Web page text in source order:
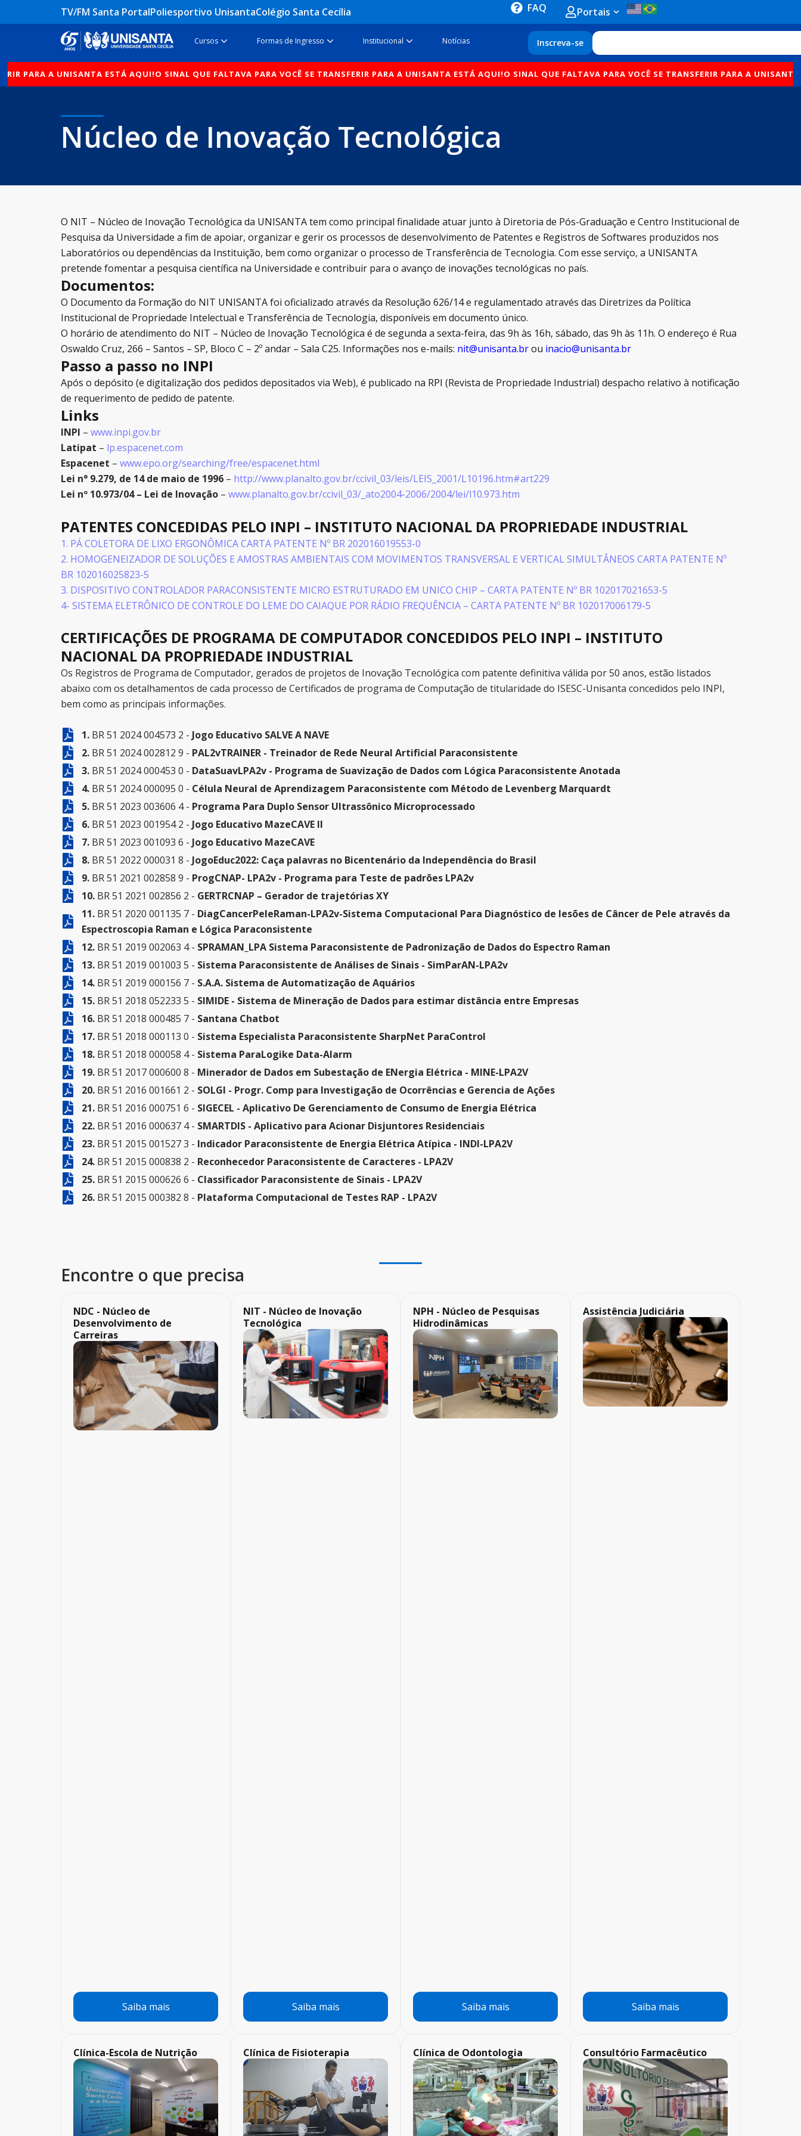
para
TV/FM Santa PortalPoliesportivo UnisantaColégio Santa Cecília FAQ Portais Open Portais
Cursos Open CursosFormas de Ingresso Open Formas de Ingresso
Institucional Open Institucional
Notícias Inscreva-se
Search
A UNISANTA ESTÁ AQUI! O SINAL QUE FALTAVA PARA VOCÊ SE TRANSFERIR PARA A UNISANTA ESTÁ AQUI! O SINAL QUE FALTAVA PARA VOCÊ SE TRANSFERIR PARA A UNISANTA ESTÁ
Núcleo de Inovação Tecnológica
O NIT – Núcleo de Inovação Tecnológica da UNISANTA tem como principal finalidade atuar junto à Diretoria de Pós-Graduação e Centro Institucional de
Pesquisa da Universidade a fim de apoiar, organizar e gerir os processos de desenvolvimento de Patentes e Registros de Softwares produzidos nos
Laboratórios ou dependências da Instituição, bem como organizar o processo de Transferência de Tecnologia. Com esse serviço, a UNISANTA
pretende fomentar a pesquisa científica na Universidade e contribuir para o avanço de inovações tecnológicas no país.
Documentos:
O Documento da Formação do NIT UNISANTA foi oficializado através da Resolução 626/14 e regulamentado através das Diretrizes da Política
Institucional de Propriedade Intelectual e Transferência de Tecnologia, disponíveis em documento único.
O horário de atendimento do NIT – Núcleo de Inovação Tecnológica é de segunda a sexta-feira, das 9h às 16h, sábado, das 9h às 11h. O endereço é Rua
Oswaldo Cruz, 266 – Santos – SP, Bloco C – 2º andar – Sala C25. Informações nos e-mails: nit@unisanta.brou inacio@unisanta.br
Passo a passo no INPI
Após o depósito (e digitalização dos pedidos depositados via Web), é publicado na RPI (Revista de Propriedade Industrial) despacho relativo à notificação
de requerimento de pedido de patente.
Links
INPI – www.inpi.gov.br
Latipat – lp.espacenet.com
Espacenet – www.epo.org/searching/free/espacenet.html
Lei n° 9.279, de 14 de maio de 1996 – http://www.planalto.gov.br/ccivil_03/leis/LEIS_2001/L10196.htm#art229
Lei nº 10.973/04 – Lei de Inovação – www.planalto.gov.br/ccivil_03/_ato2004-2006/2004/lei/l10.973.htm
PATENTES CONCEDIDAS PELO INPI – INSTITUTO NACIONAL DA PROPRIEDADE INDUSTRIAL
1. PÁ COLETORA DE LIXO ERGONÔMICA CARTA PATENTE Nº BR 202016019553-0
2. HOMOGENEIZADOR DE SOLUÇÕES E AMOSTRAS AMBIENTAIS COM MOVIMENTOS TRANSVERSAL E VERTICAL SIMULTÂNEOS CARTA PATENTE Nº
BR 102016025823-5
3. DISPOSITIVO CONTROLADOR PARACONSISTENTE MICRO ESTRUTURADO EM UNICO CHIP – CARTA PATENTE Nº BR 102017021653-5
4- SISTEMA ELETRÔNICO DE CONTROLE DO LEME DO CAIAQUE POR RÁDIO FREQUÊNCIA – CARTA PATENTE Nº BR 102017006179-5
CERTIFICAÇÕES DE PROGRAMA DE COMPUTADOR CONCEDIDOS PELO INPI – INSTITUTO
NACIONAL DA PROPRIEDADE INDUSTRIAL
Os Registros de Programa de Computador, gerados de projetos de Inovação Tecnológica com patente definitiva válida por 50 anos, estão listados
abaixo com os detalhamentos de cada processo de Certificados de programa de Computação de titularidade do ISESC-Unisanta concedidos pelo INPI,
bem como as principais informações.
1. BR 51 2024 004573 2 - Jogo Educativo SALVE A NAVE
2. BR 51 2024 002812 9 - PAL2vTRAINER - Treinador de Rede Neural Artificial Paraconsistente
3. BR 51 2024 000453 0 - DataSuavLPA2v - Programa de Suavização de Dados com Lógica Paraconsistente Anotada
4. BR 51 2024 000095 0 - Célula Neural de Aprendizagem Paraconsistente com Método de Levenberg Marquardt
5. BR 51 2023 003606 4 - Programa Para Duplo Sensor Ultrassônico Microprocessado
6. BR 51 2023 001954 2 - Jogo Educativo MazeCAVE II
7. BR 51 2023 001093 6 - Jogo Educativo MazeCAVE
8. BR 51 2022 000031 8 - JogoEduc2022: Caça palavras no Bicentenário da Independência do Brasil
9. BR 51 2021 002858 9 - ProgCNAP- LPA2v - Programa para Teste de padrões LPA2v
10. BR 51 2021 002856 2 - GERTRCNAP – Gerador de trajetórias XY
11. BR 51 2020 001135 7 - DiagCancerPeleRaman-LPA2v-Sistema Computacional Para Diagnóstico de lesões de Câncer de Pele através da
Espectroscopia Raman e Lógica Paraconsistente
12. BR 51 2019 002063 4 - SPRAMAN_LPA Sistema Paraconsistente de Padronização de Dados do Espectro Raman
13. BR 51 2019 001003 5 - Sistema Paraconsistente de Análises de Sinais - SimParAN-LPA2v
14. BR 51 2019 000156 7 - S.A.A. Sistema de Automatização de Aquários
15. BR 51 2018 052233 5 - SIMIDE - Sistema de Mineração de Dados para estimar distância entre Empresas
16. BR 51 2018 000485 7 - Santana Chatbot
17. BR 51 2018 000113 0 - Sistema Especialista Paraconsistente SharpNet ParaControl
18. BR 51 2018 000058 4 - Sistema ParaLogike Data-Alarm
19. BR 51 2017 000600 8 - Minerador de Dados em Subestação de ENergia Elétrica - MINE-LPA2V
20. BR 51 2016 001661 2 - SOLGI - Progr. Comp para Investigação de Ocorrências e Gerencia de Ações
21. BR 51 2016 000751 6 - SIGECEL - Aplicativo De Gerenciamento de Consumo de Energia Elétrica
22. BR 51 2016 000637 4 - SMARTDIS - Aplicativo para Acionar Disjuntores Residenciais
23. BR 51 2015 001527 3 - Indicador Paraconsistente de Energia Elétrica Atípica - INDI-LPA2V
24. BR 51 2015 000838 2 - Reconhecedor Paraconsistente de Caracteres - LPA2V
25. BR 51 2015 000626 6 - Classificador Paraconsistente de Sinais - LPA2V
26. BR 51 2015 000382 8 - Plataforma Computacional de Testes RAP - LPA2V
Encontre o que precisa
NDC - Núcleo de
Desenvolvimento de
Carreiras
Saiba mais
NIT - Núcleo de Inovação
Tecnológica
Saiba mais
NPH - Núcleo de Pesquisas
Hidrodinâmicas
Saiba mais
Assistência Judiciária
Saiba mais
Clínica-Escola de Nutrição Clínica de Fisioterapia Clínica de Odontologia Consultório Farmacêutico